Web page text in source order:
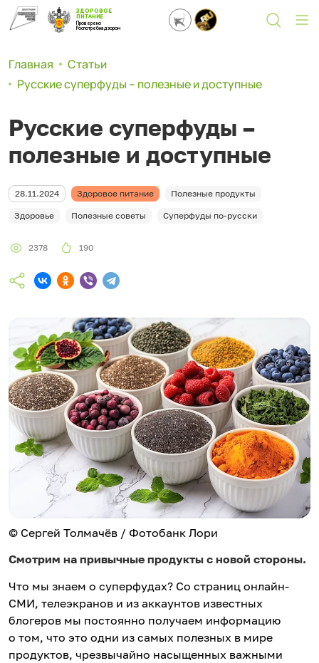
ЗДОРОВОЕ
ПИТАНИЕ
Проверено
Роспотребнадзором
Главная
Статьи
Русские суперфуды – полезные и доступные
Русские суперфуды –
полезные и доступные
28.11.2024 Здоровое питание Полезные продукты
Здоровье Полезные советы Суперфуды по-русски
2378 190
© Сергей Толмачёв / Фотобанк Лори
Смотрим на привычные продукты с новой стороны.
Что мы знаем о суперфудах? Со страниц онлайн-
СМИ, телеэкранов и из аккаунтов известных
блогеров мы постоянно получаем информацию
о том, что это одни из самых полезных в мире
продуктов, чрезвычайно насыщенных важными